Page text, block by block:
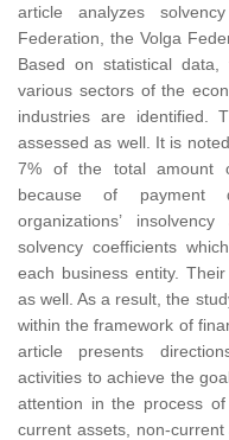
article analyzes
Federation, the Volga
Based on statistical
various sectors of the
industries are identified.
assessed as well. It is
7% of the total amount
because of payment
organizations’
solvency coefficients
each business entity.
as well. As a result, the
within the framework of
article presents
activities to achieve the
attention in the process
current assets, non-